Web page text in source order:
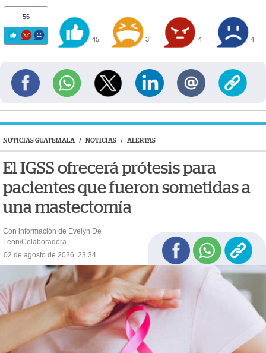
56
45 3 4 4
NOTICIAS GUATEMALA / NOTICIAS / ALERTAS
El IGSS ofrecerá prótesis para
pacientes que fueron sometidas a
una mastectomía
Con información de Evelyn De
Leon/Colaboradora
02 de agosto de 2026, 23:34